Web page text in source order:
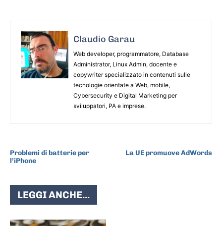
Claudio Garau
Web developer, programmatore, Database
Administrator, Linux Admin, docente e
copywriter specializzato in contenuti sulle
tecnologie orientate a Web, mobile,
Cybersecurity e Digital Marketing per
sviluppatori, PA e imprese.
Problemi di batterie per
l’iPhone
La UE promuove AdWords
LEGGI ANCHE...